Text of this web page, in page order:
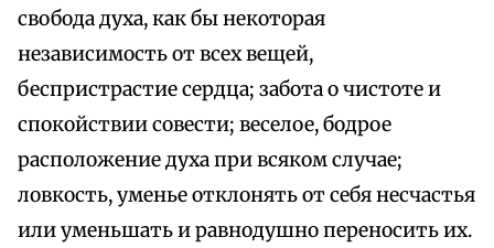
свобода духа, как бы некоторая
независимость от всех вещей,
беспристрастие сердца; забота о чистоте и
спокойствии совести; веселое, бодрое
расположение духа при всяком случае;
ловкость, уменье отклонять от себя несчастья
или уменьшать и равнодушно переносить их.